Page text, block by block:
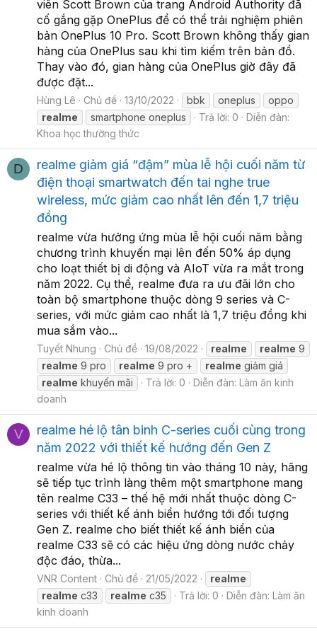
viên Scott Brown của trang Android Authority đã
cố gắng gặp OnePlus để có thể trải nghiệm phiên
bản OnePlus 10 Pro. Scott Brown không thấy gian
hàng của OnePlus sau khi tìm kiếm trên bản đồ.
Thay vào đó, gian hàng của OnePlus giờ đây đã
được đặt...
Hùng Lê Chủ đề 13/10/2022 bbk oneplus
oppo
realme
smartphone oneplus Trả lời: 0
Diễn đàn:
Khoa học thường thức
D
realme giảm giá “đậm” mùa lễ hội cuối năm từ
điện thoại smartwatch đến tai nghe true
wireless, mức giảm cao nhất lên đến 1,7 triệu
đồng
realme vừa hưởng ứng mùa lễ hội cuối năm bằng
chương trình khuyến mại lên đến 50% áp dụng
cho loạt thiết bị di động và AIoT vừa ra mắt trong
năm 2022. Cụ thể, realme đưa ra ưu đãi lớn cho
toàn bộ smartphone thuộc dòng 9 series và C-
series, với mức giảm cao nhất là 1,7 triệu đồng khi
mua sắm vào...
Tuyết Nhung Chủ đề 19/08/2022 realme realme 9
realme 9 pro realme 9 pro + realme giảm giá
realme khuyến mãi Trả lời: 0 Diễn đàn: Làm ăn kinh
doanh
V
realme hé lộ tân binh C-series cuối cùng trong
năm 2022 với thiết kế hướng đến Gen Z
realme vừa hé lộ thông tin vào tháng 10 này, hãng
sẽ tiếp tục trình làng thêm một smartphone mang
tên realme C33 – thế hệ mới nhất thuộc dòng C-
series với thiết kế ánh biển hướng tới đối tượng
Gen Z. realme cho biết thiết kế ánh biển của
realme C33 sẽ có các hiệu ứng dòng nước chảy
độc đáo, thừa...
VNR Content Chủ đề 21/05/2022
realme
realme c33 realme c35 Trả lời: 0 Diễn đàn: Làm ăn
kinh doanh